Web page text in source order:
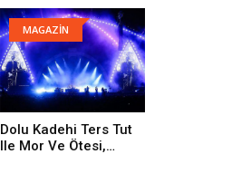
MAGAZİN
Dolu Kadehi Ters Tut
Ile Mor Ve Ötesi,